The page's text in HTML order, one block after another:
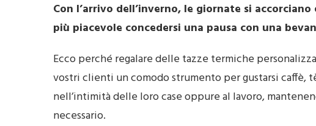
Con l’arrivo dell’inverno, le giornate si
più piacevole concedersi una pausa con una
Ecco perché regalare delle tazze termiche
vostri clienti un comodo strumento per gustarsi caffè,
nell’intimità delle loro case oppure al lavoro,
necessario.